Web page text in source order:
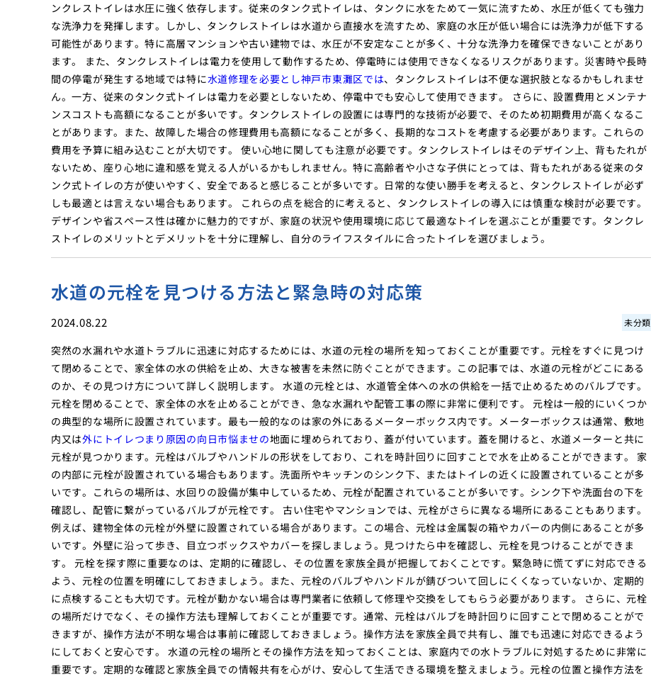
ンクレストイレは水圧に強く依存します。従来のタンク式トイレは、タンクに水をためて一気に流すため、水圧が低くても強力
な洗浄力を発揮します。しかし、タンクレストイレは水道から直接水を流すため、家庭の水圧が低い場合には洗浄力が低下する
可能性があります。特に高層マンションや古い建物では、水圧が不安定なことが多く、十分な洗浄力を確保できないことがあり
ます。 また、タンクレストイレは電力を使用して動作するため、停電時には使用できなくなるリスクがあります。災害時や長時
間の停電が発生する地域では特に水道修理を必要とし神戸市東灘区では、タンクレストイレは不便な選択肢となるかもしれませ
ん。一方、従来のタンク式トイレは電力を必要としないため、停電中でも安心して使用できます。 さらに、設置費用とメンテナ
ンスコストも高額になることが多いです。タンクレストイレの設置には専門的な技術が必要で、そのため初期費用が高くなるこ
とがあります。また、故障した場合の修理費用も高額になることが多く、長期的なコストを考慮する必要があります。これらの
費用を予算に組み込むことが大切です。 使い心地に関しても注意が必要です。タンクレストイレはそのデザイン上、背もたれが
ないため、座り心地に違和感を覚える人がいるかもしれません。特に高齢者や小さな子供にとっては、背もたれがある従来のタ
ンク式トイレの方が使いやすく、安全であると感じることが多いです。日常的な使い勝手を考えると、タンクレストイレが必ず
しも最適とは言えない場合もあります。 これらの点を総合的に考えると、タンクレストイレの導入には慎重な検討が必要です。
デザインや省スペース性は確かに魅力的ですが、家庭の状況や使用環境に応じて最適なトイレを選ぶことが重要です。タンクレ
ストイレのメリットとデメリットを十分に理解し、自分のライフスタイルに合ったトイレを選びましょう。
水道の元栓を見つける方法と緊急時の対応策
2024.08.22 未分類
突然の水漏れや水道トラブルに迅速に対応するためには、水道の元栓の場所を知っておくことが重要です。元栓をすぐに見つけ
て閉めることで、家全体の水の供給を止め、大きな被害を未然に防ぐことができます。この記事では、水道の元栓がどこにある
のか、その見つけ方について詳しく説明します。 水道の元栓とは、水道管全体への水の供給を一括で止めるためのバルブです。
元栓を閉めることで、家全体の水を止めることができ、急な水漏れや配管工事の際に非常に便利です。 元栓は一般的にいくつか
の典型的な場所に設置されています。最も一般的なのは家の外にあるメーターボックス内です。メーターボックスは通常、敷地
内又は外にトイレつまり原因の向日市悩ませの地面に埋められており、蓋が付いています。蓋を開けると、水道メーターと共に
元栓が見つかります。元栓はバルブやハンドルの形状をしており、これを時計回りに回すことで水を止めることができます。 家
の内部に元栓が設置されている場合もあります。洗面所やキッチンのシンク下、またはトイレの近くに設置されていることが多
いです。これらの場所は、水回りの設備が集中しているため、元栓が配置されていることが多いです。シンク下や洗面台の下を
確認し、配管に繋がっているバルブが元栓です。 古い住宅やマンションでは、元栓がさらに異なる場所にあることもあります。
例えば、建物全体の元栓が外壁に設置されている場合があります。この場合、元栓は金属製の箱やカバーの内側にあることが多
いです。外壁に沿って歩き、目立つボックスやカバーを探しましょう。見つけたら中を確認し、元栓を見つけることができま
す。 元栓を探す際に重要なのは、定期的に確認し、その位置を家族全員が把握しておくことです。緊急時に慌てずに対応できる
よう、元栓の位置を明確にしておきましょう。また、元栓のバルブやハンドルが錆びついて回しにくくなっていないか、定期的
に点検することも大切です。元栓が動かない場合は専門業者に依頼して修理や交換をしてもらう必要があります。 さらに、元栓
の場所だけでなく、その操作方法も理解しておくことが重要です。通常、元栓はバルブを時計回りに回すことで閉めることがで
きますが、操作方法が不明な場合は事前に確認しておきましょう。操作方法を家族全員で共有し、誰でも迅速に対応できるよう
にしておくと安心です。 水道の元栓の場所とその操作方法を知っておくことは、家庭内での水トラブルに対処するために非常に
重要です。定期的な確認と家族全員での情報共有を心がけ、安心して生活できる環境を整えましょう。元栓の位置と操作方法を